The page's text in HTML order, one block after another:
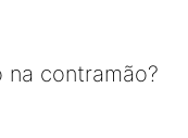
na contramão?